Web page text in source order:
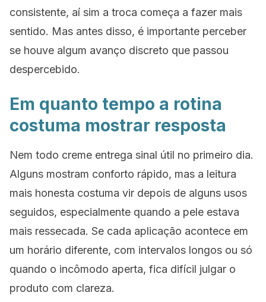
consistente, aí sim a troca começa a fazer mais
sentido. Mas antes disso, é importante perceber
se houve algum avanço discreto que passou
despercebido.
Em quanto tempo a rotina
costuma mostrar resposta
Nem todo creme entrega sinal útil no primeiro dia.
Alguns mostram conforto rápido, mas a leitura
mais honesta costuma vir depois de alguns usos
seguidos, especialmente quando a pele estava
mais ressecada. Se cada aplicação acontece em
um horário diferente, com intervalos longos ou só
quando o incômodo aperta, fica difícil julgar o
produto com clareza.